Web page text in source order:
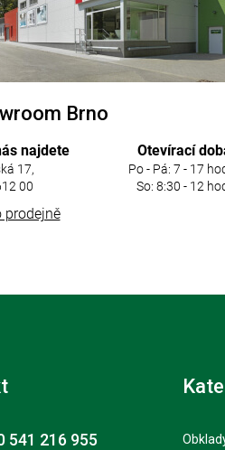
Brno
najdete
17,
00
Otevírací
Po - Pá: 7 - 17
So: 8:30 - 12
prodejně
541 216 955